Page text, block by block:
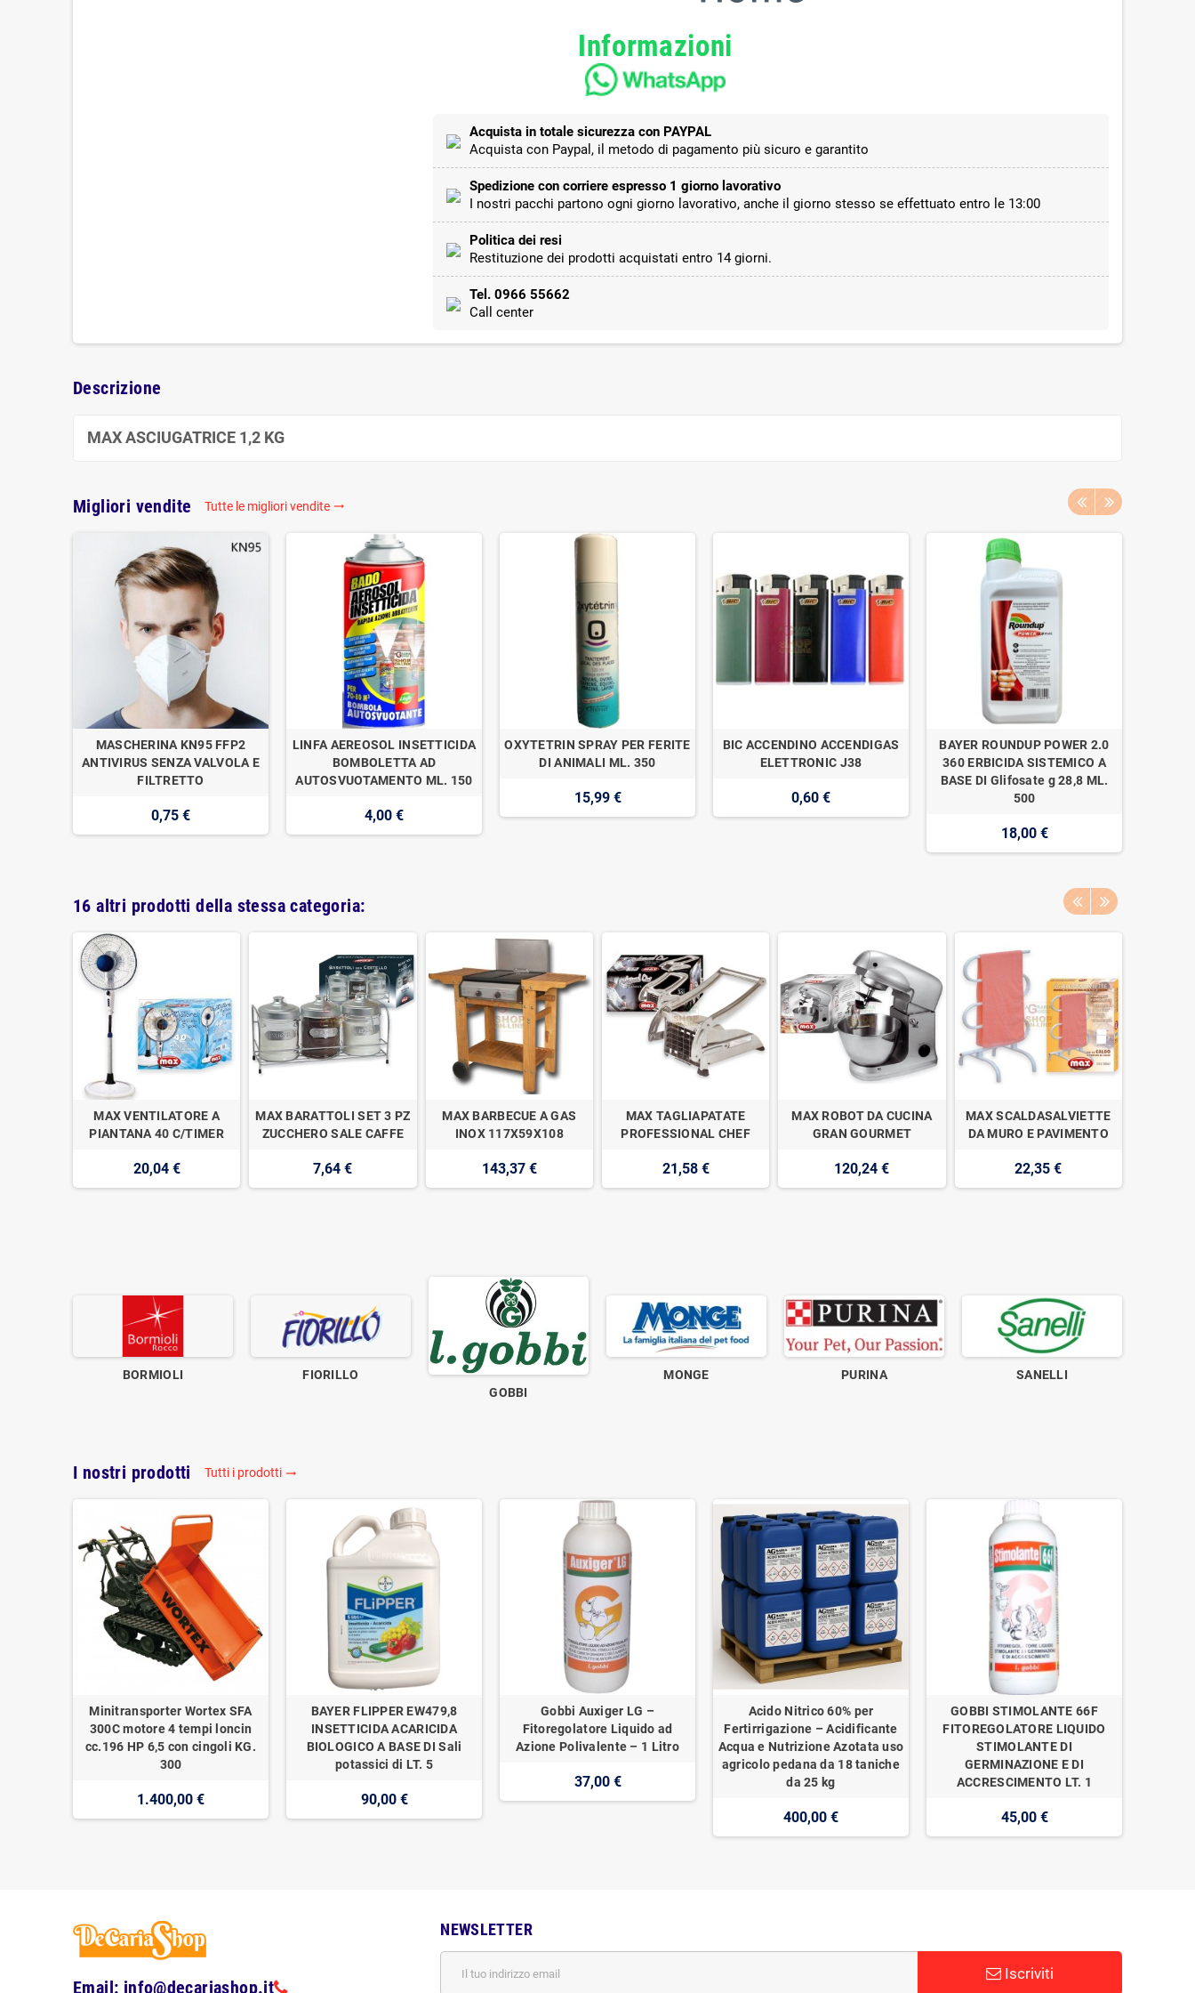
Informazioni
Acquista in totale sicurezza con PAYPAL
Acquista con Paypal, il metodo di pagamento più sicuro e garantito
Spedizione con corriere espresso 1 giorno lavorativo
I nostri pacchi partono ogni giorno lavorativo, anche il giorno stesso se effettuato entro le 13:00
Politica dei resi
Restituzione dei prodotti acquistati entro 14 giorni.
Tel. 0966 55662
Call center
Descrizione
MAX ASCIUGATRICE 1,2 KG
Migliori vendite Tutte le migliori vendite 
MASCHERINA KN95 FFP2
ANTIVIRUS SENZA VALVOLA E
FILTRETTO
0,75 €
LINFA AEREOSOL INSETTICIDA
BOMBOLETTA AD
AUTOSVUOTAMENTO ML. 150
4,00 €
OXYTETRIN SPRAY PER FERITE
DI ANIMALI ML. 350
15,99 €
BIC ACCENDINO ACCENDIGAS
ELETTRONIC J38
0,60 €
BAYER ROUNDUP POWER 2.0
360 ERBICIDA SISTEMICO A
BASE DI Glifosate g 28,8 ML.
500
18,00 €
16 altri prodotti della stessa categoria:
MAX VENTILATORE A
PIANTANA 40 C/TIMER
20,04 €
MAX BARATTOLI SET 3 PZ
ZUCCHERO SALE CAFFE
7,64 €
MAX BARBECUE A GAS
INOX 117X59X108
143,37 €
MAX TAGLIAPATATE
PROFESSIONAL CHEF
21,58 €
MAX ROBOT DA CUCINA
GRAN GOURMET
120,24 €
MAX SCALDASALVIETTE
DA MURO E PAVIMENTO
22,35 €
BORMIOLI
FIORILLO
GOBBI
MONGE PURINA SANELLI
I nostri prodotti Tutti i prodotti trending_flat
Minitransporter Wortex SFA
300C motore 4 tempi loncin
cc.196 HP 6,5 con cingoli KG.
300
1.400,00 €
BAYER FLIPPER EW479,8
INSETTICIDA ACARICIDA
BIOLOGICO A BASE DI Sali
potassici di LT. 5
90,00 €
Gobbi Auxiger LG –
Fitoregolatore Liquido ad
Azione Polivalente – 1 Litro
37,00 €
Acido Nitrico 60% per
Fertirrigazione – Acidificante
Acqua e Nutrizione Azotata uso
agricolo pedana da 18 taniche
da 25 kg
400,00 €
GOBBI STIMOLANTE 66F
FITOREGOLATORE LIQUIDO
STIMOLANTE DI
GERMINAZIONE E DI
ACCRESCIMENTO LT. 1
45,00 €
Email: info@decariashop.it
NEWSLETTER
Iscriviti